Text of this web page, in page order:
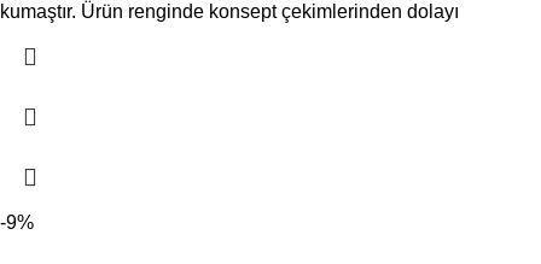
kumaştır. Ürün renginde konsept çekimlerinden dolayı
-9%